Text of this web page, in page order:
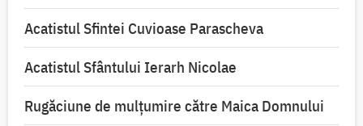
Acatistul Sfintei Cuvioase Parascheva
Acatistul Sfântului Ierarh Nicolae
Rugăciune de mulţumire către Maica Domnului